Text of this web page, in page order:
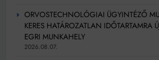
ORVOSTECHNOLÓGIAI ÜGYINTÉZŐ
KERES HATÁROZATLAN IDŐTARTAMRA
EGRI MUNKAHELY
2026.08.07.